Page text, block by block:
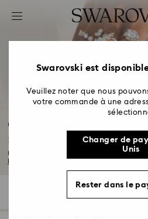
Accesskeys list
2 - Footer
4 - Search results
Cadeaux de mariage et
mariée
Un cadeau pour l'enterrement de vie de
Swarovski est
Veuillez noter que nous
votre commande à une
Changer de
Unis
Rester dans le